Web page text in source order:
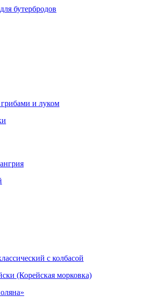
бутербродов
и луком
с колбасой
(Корейская морковка)